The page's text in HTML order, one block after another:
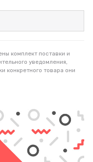
комплект поставки и
уведомления,
конкретного товара они